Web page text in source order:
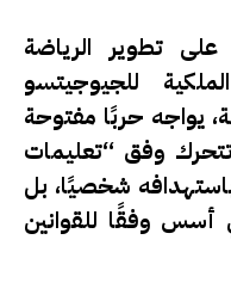
تطوير الرياضة
للجيوجيتسو
يواجه حربًا مفتوحة
وفق “تعليمات
شخصيًا، بل
أسس وفقًا للقوانين